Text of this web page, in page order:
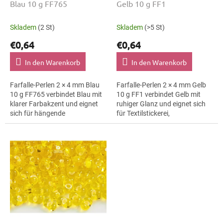
Blau 10 g FF765
Skladem (2 St)
€0,64
In den Warenkorb
Farfalle-Perlen 2 × 4 mm Blau
10 g FF765 verbindet Blau mit
klarer Farbakzent und eignet
sich für hängende
Dekorationen, Mini-Ornamente
4 mm hilft...
Gelb 10 g FF1
Skladem (>5 St)
€0,64
In den Warenkorb
Farfalle-Perlen 2 × 4 mm Gelb
10 g FF1 verbindet Gelb mit
ruhiger Glanz und eignet sich
für Textilstickerei,
Taschenanhänger und